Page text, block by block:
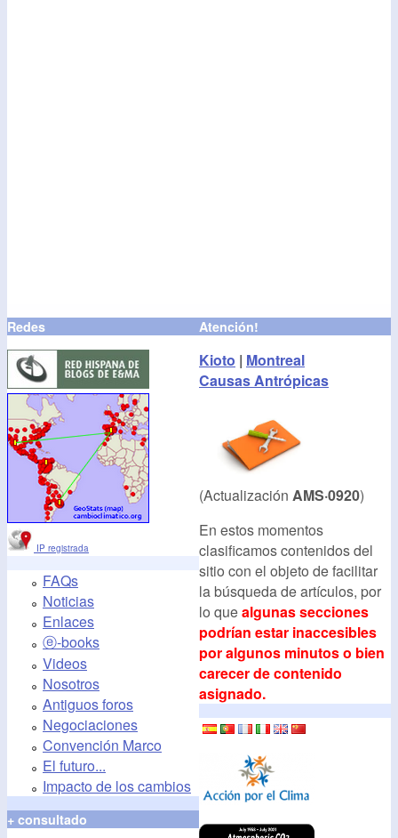
Redes
IP registrada
FAQs
Noticias
Enlaces
ⓔ-books
Videos
Nosotros
Antiguos foros
Negociaciones
Convención Marco
El futuro...
Impacto de los cambios
+ consultado
Atención!
Kioto | Montreal
Causas Antrópicas
(Actualización AMS·0920)
En estos momentos
clasificamos contenidos del
sitio con el objeto de facilitar
la búsqueda de artículos, por
lo quealgunas secciones
podrían estar inaccesibles
por algunos minutos o bien
carecer de contenido
asignado.